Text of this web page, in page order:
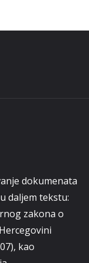
dokumenata
daljem tekstu:
zakona o
kao